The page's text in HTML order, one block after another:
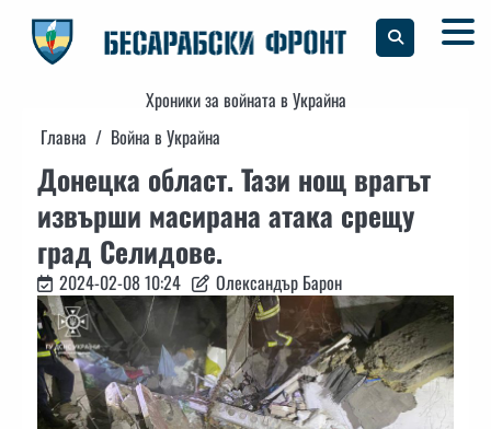
content
Хроники за войната в Украйна
Главна
Война в Украйна
Донецка област. Тази нощ врагът
извърши масирана атака срещу
град Селидове.
2024-02-08 10:24 Олександър Барон